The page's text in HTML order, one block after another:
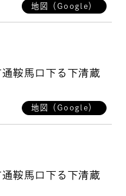
地図（Google）
鞍馬口下る下清蔵
地図（Google）
鞍馬口下る下清蔵